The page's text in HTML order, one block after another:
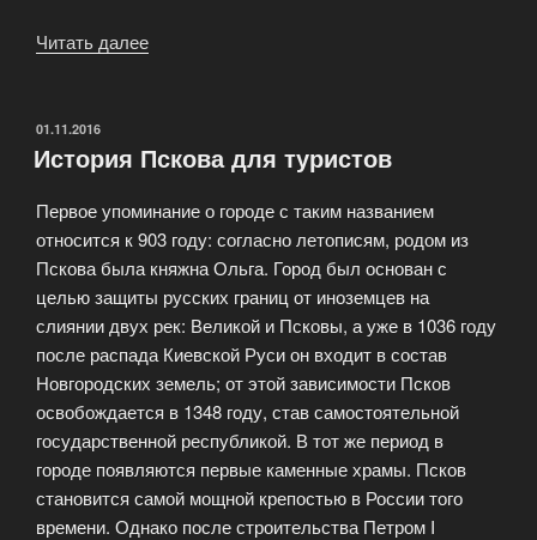
Читать далее
монастырь»
ОПУБЛИКОВАНО
01.11.2016
История Пскова для туристов
Первое упоминание о городе с таким названием
относится к 903 году: согласно летописям, родом из
Пскова была княжна Ольга. Город был основан с
целью защиты русских границ от иноземцев на
слиянии двух рек: Великой и Псковы, а уже в 1036 году
после распада Киевской Руси он входит в состав
Новгородских земель; от этой зависимости Псков
освобождается в 1348 году, став самостоятельной
государственной республикой. В тот же период в
городе появляются первые каменные храмы. Псков
становится самой мощной крепостью в России того
времени. Однако после строительства Петром I